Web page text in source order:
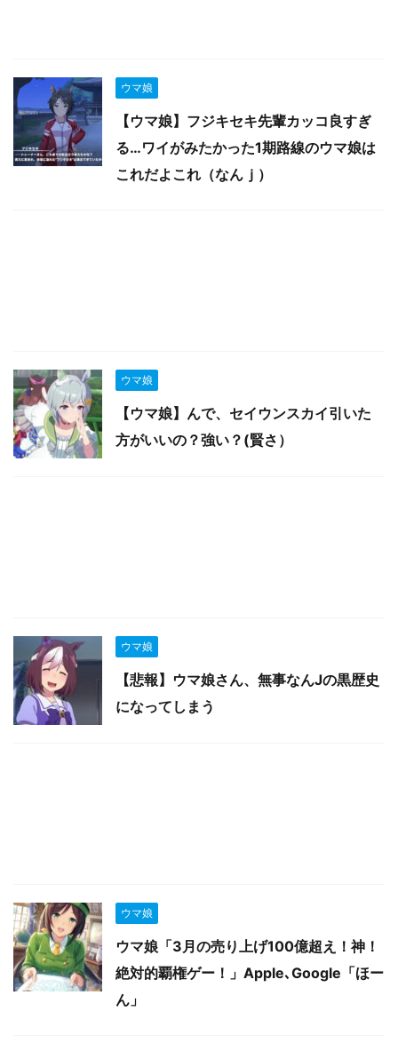
ウマ娘
【ウマ娘】フジキセキ先輩カッコ良すぎ
る…ワイがみたかった1期路線のウマ娘は
これだよこれ（なんｊ）
ウマ娘
【ウマ娘】んで、セイウンスカイ引いた
方がいいの？強い？(賢さ）
ウマ娘
【悲報】ウマ娘さん、無事なんJの黒歴史
になってしまう
ウマ娘
ウマ娘「3月の売り上げ100億超え！神！
絶対的覇権ゲー！」Apple､Google「ほー
ん」